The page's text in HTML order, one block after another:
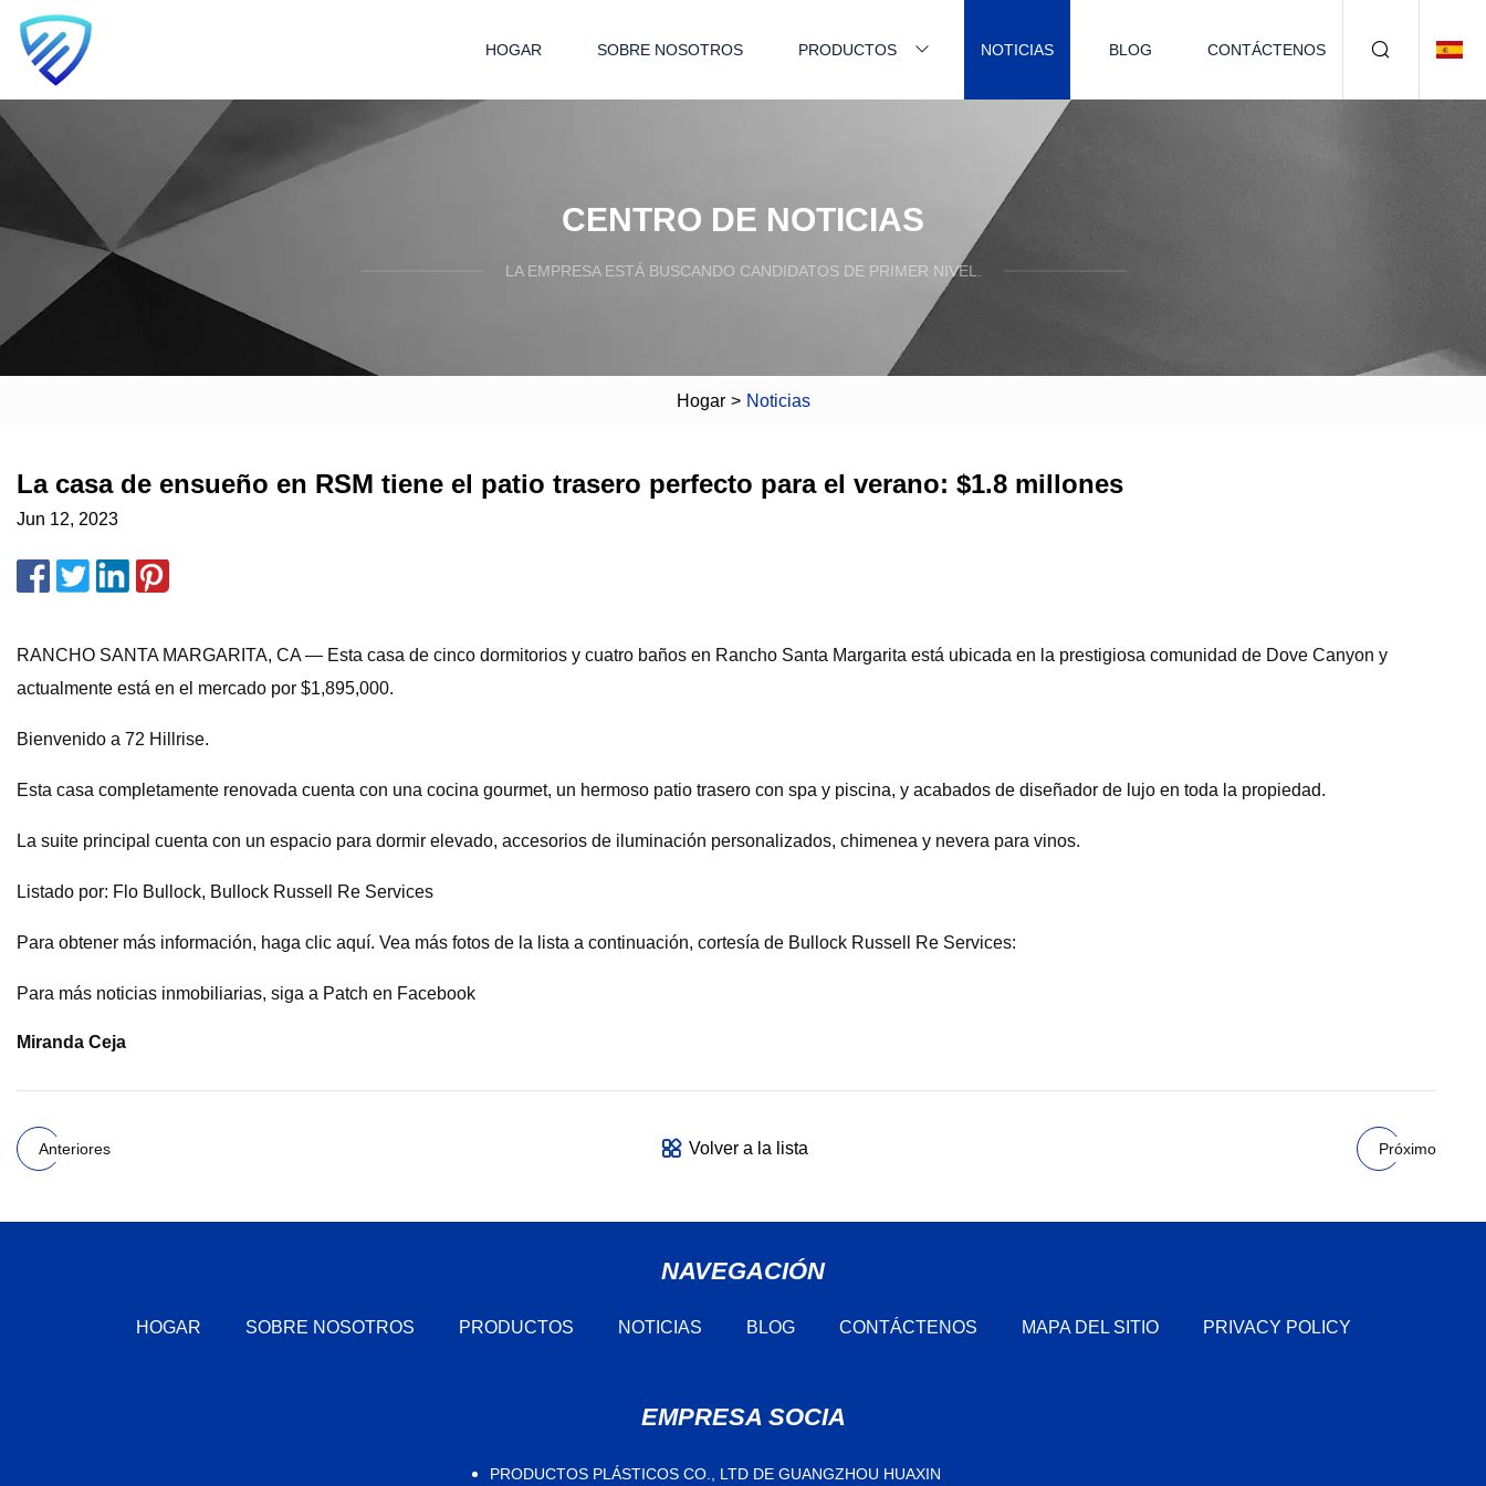
HOGAR SOBRE NOSOTROS PRODUCTOS NOTICIAS BLOG CONTÁCTENOS
CENTRO DE NOTICIAS
LA EMPRESA ESTÁ BUSCANDO CANDIDATOS DE PRIMER NIVEL.
Hogar > Noticias
La casa de ensueño en RSM tiene el patio trasero perfecto para el verano: $1.8 millones
Jun 12, 2023
RANCHO SANTA MARGARITA, CA — Esta casa de cinco dormitorios y cuatro baños en Rancho Santa Margarita está ubicada en la prestigiosa comunidad de Dove Canyon y
actualmente está en el mercado por $1,895,000.
Bienvenido a 72 Hillrise.
Esta casa completamente renovada cuenta con una cocina gourmet, un hermoso patio trasero con spa y piscina, y acabados de diseñador de lujo en toda la propiedad.
La suite principal cuenta con un espacio para dormir elevado, accesorios de iluminación personalizados, chimenea y nevera para vinos.
Listado por: Flo Bullock, Bullock Russell Re Services
Para obtener más información, haga clic aquí. Vea más fotos de la lista a continuación, cortesía de Bullock Russell Re Services:
Para más noticias inmobiliarias, siga a Patch en Facebook
Miranda Ceja
Anteriores Volver a la lista Próximo
NAVEGACIÓN
HOGAR SOBRE NOSOTROS PRODUCTOS NOTICIAS BLOG CONTÁCTENOS MAPA DEL SITIO PRIVACY POLICY
EMPRESA SOCIA
PRODUCTOS PLÁSTICOS CO., LTD DE GUANGZHOU HUAXIN